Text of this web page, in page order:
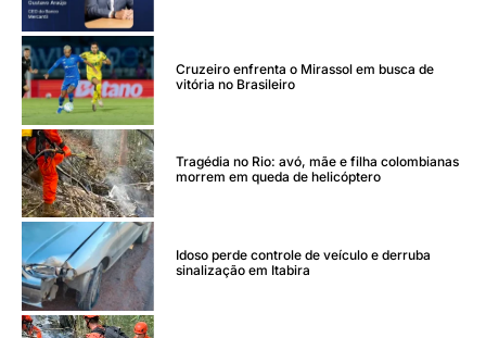
Cruzeiro enfrenta o Mirassol em busca de
vitória no Brasileiro
Tragédia no Rio: avó, mãe e filha colombianas
morrem em queda de helicóptero
Idoso perde controle de veículo e derruba
sinalização em Itabira